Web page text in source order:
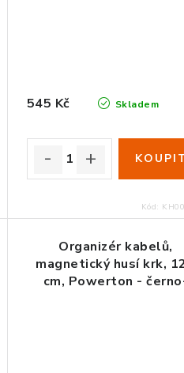
Skladem
545 Kč
Kód:
Organizér kabelů,
magnetický husí krk,
cm, Powerton -